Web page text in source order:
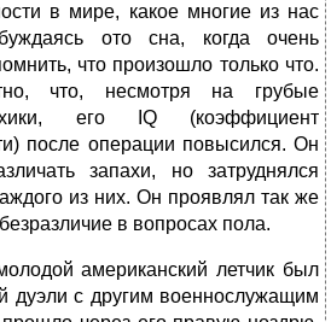
в мире, какое многие из нас
ото сна, когда очень
что произошло только что.
что, несмотря на грубые
его IQ (коэффициент
после операции повысился. Он
запахи, но затруднялся
из них. Он проявлял так же
в вопросах пола.
американский летчик был
дуэли с другим военнослужащим